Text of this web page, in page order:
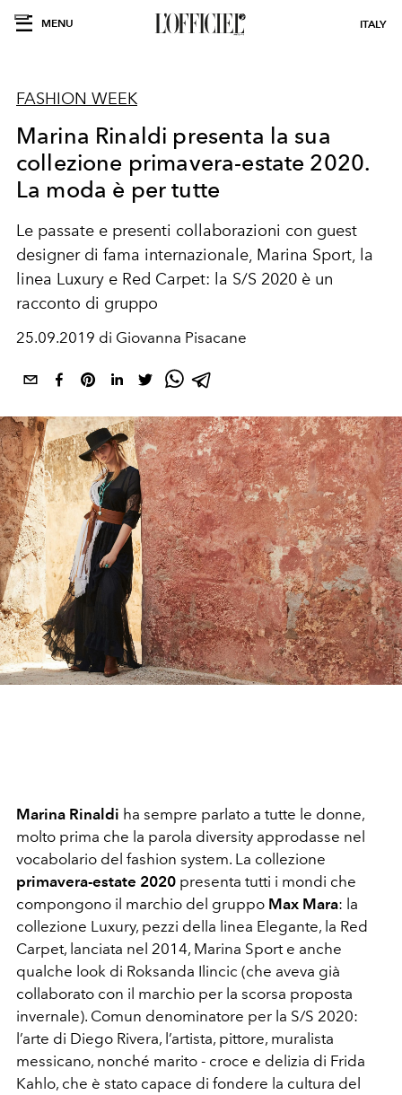
MENU ITALY
FASHION WEEK
Marina Rinaldi presenta la sua
collezione primavera-estate 2020.
La moda è per tutte
Le passate e presenti collaborazioni con guest
designer di fama internazionale, Marina Sport, la
linea Luxury e Red Carpet: la S/S 2020 è un
racconto di gruppo
25.09.2019 di Giovanna Pisacane
Marina Rinaldi ha sempre parlato a tutte le donne,
molto prima che la parola diversity approdasse nel
vocabolario del fashion system. La collezione
primavera-estate 2020 presenta tutti i mondi che
compongono il marchio del gruppo Max Mara: la
collezione Luxury, pezzi della linea Elegante, la Red
Carpet, lanciata nel 2014, Marina Sport e anche
qualche look di Roksanda Ilincic (che aveva già
collaborato con il marchio per la scorsa proposta
invernale). Comun denominatore per la S/S 2020:
l’arte di Diego Rivera, l’artista, pittore, muralista
messicano, nonché marito - croce e delizia di Frida
Kahlo, che è stato capace di fondere la cultura del